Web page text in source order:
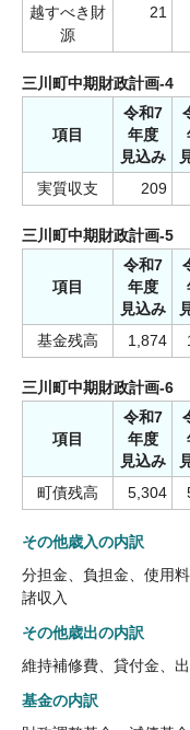
越すべき財
源
21
三川町中期財政計画-4
項目
令和7
年度
見込み
実質収支
209
三川町中期財政計画-5
項目
令和7
年度
見込み
基金残高
1,874
三川町中期財政計画-6
項目
令和7
年度
見込み
町債残高
5,304
その他歳入の内訳
分担金、負担金、使用
諸収入
その他歳出の内訳
維持補修費、貸付金、
基金の内訳